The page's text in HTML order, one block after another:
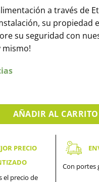
a través de
su propiedad
su seguridad con
mismo!
IP 2MPX óptica fija
AÑADIR AL CARRITO
PRECIO
el precio de
Con portes